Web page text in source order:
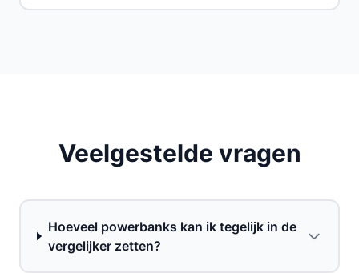
Veelgestelde vragen
Hoeveel powerbanks kan ik tegelijk in de
vergelijker zetten?